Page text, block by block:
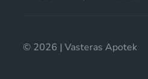
© 2026 | Vasteras Apotek